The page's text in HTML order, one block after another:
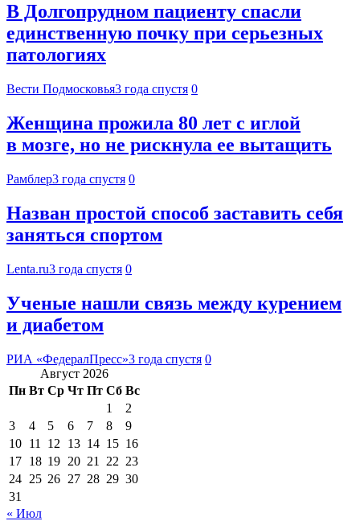
В Долгопрудном пациенту спасли
единственную почку при серьезных
патологиях
Вести Подмосковья3 года спустя 0
Женщина прожила 80 лет с иглой
в мозге, но не рискнула ее вытащить
Рамблер3 года спустя 0
Назван простой способ заставить себя
заняться спортом
Lenta.ru3 года спустя 0
Ученые нашли связь между курением
и диабетом
РИА «ФедералПресс»3 года спустя 0
Август 2026
Пн Вт Ср Чт Пт Сб Вс
1
2
3
4 5 6 7 8
9
10 11 12 13 14 15 16
17 18 19 20 21 22 23
24 25 26 27 28 29 30
31
« Июл